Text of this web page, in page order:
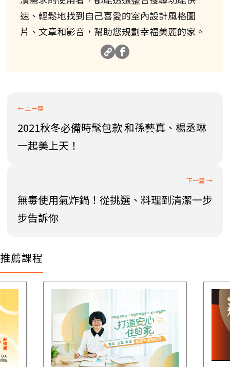
速、輕鬆地找到自己喜愛的室內設計風格圖
片、文章和影音，幫助您規劃幸福美麗的家。
2021秋冬必備時髦包款 和孫藝真、楊丞琳
一起美上天！
無毒使用氣炸鍋！從挑選、料理到清潔一步
步告訴你
推薦課程